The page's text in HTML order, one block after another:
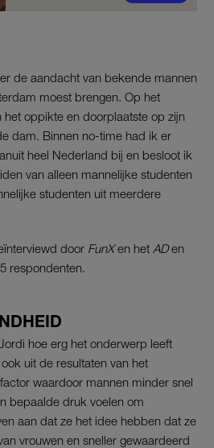
de aandacht van bekende mannen
moest brengen. Op het
oppikte en doorplaatste op zijn
dam. Binnen no-time had ik er
heel Nederland bij en besloot ik
van alleen mannelijke studenten
studenten uit meerdere
door FunXen het ADen
respondenten.
hoe erg het onderwerp leeft
uit de resultaten van het
waardoor mannen minder snel
bepaalde druk voelen om
aan dat ze het idee hebben dat ze
vrouwen en sneller gewaardeerd